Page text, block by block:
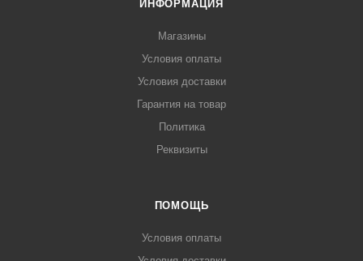
ИНФОРМАЦИЯ
Магазины
Условия оплаты
Условия доставки
Гарантия на товар
Политика
Реквизиты
ПОМОЩЬ
Условия оплаты